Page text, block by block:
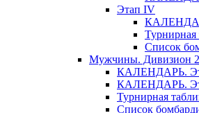
Этап IV
Турнирная
Список
Мужчины. Дивизион 2
КАЛЕНДАРЬ.
КАЛЕНДАРЬ.
Турнирная
Список